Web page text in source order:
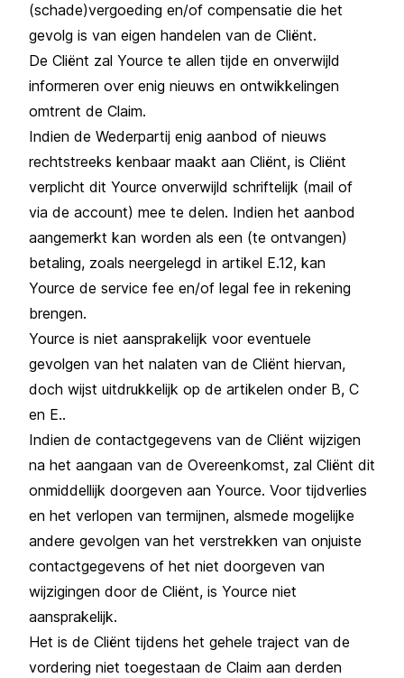
(schade)vergoeding en/of compensatie die het
gevolg is van eigen handelen van de Cliënt.
De Cliënt zal Yource te allen tijde en onverwijld
informeren over enig nieuws en ontwikkelingen
omtrent de Claim.
Indien de Wederpartij enig aanbod of nieuws
rechtstreeks kenbaar maakt aan Cliënt, is Cliënt
verplicht dit Yource onverwijld schriftelijk (mail of
via de account) mee te delen. Indien het aanbod
aangemerkt kan worden als een (te ontvangen)
betaling, zoals neergelegd in artikel E.12, kan
Yource de service fee en/of legal fee in rekening
brengen.
Yource is niet aansprakelijk voor eventuele
gevolgen van het nalaten van de Cliënt hiervan,
doch wijst uitdrukkelijk op de artikelen onder B, C
en E..
Indien de contactgegevens van de Cliënt wijzigen
na het aangaan van de Overeenkomst, zal Cliënt dit
onmiddellijk doorgeven aan Yource. Voor tijdverlies
en het verlopen van termijnen, alsmede mogelijke
andere gevolgen van het verstrekken van onjuiste
contactgegevens of het niet doorgeven van
wijzigingen door de Cliënt, is Yource niet
aansprakelijk.
Het is de Cliënt tijdens het gehele traject van de
vordering niet toegestaan de Claim aan derden